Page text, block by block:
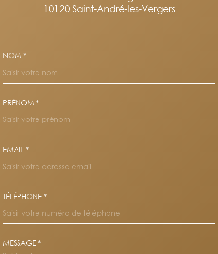
10120
Saint-André-les-Vergers
NOM *
PRÉNOM *
EMAIL *
TÉLÉPHONE *
MESSAGE *